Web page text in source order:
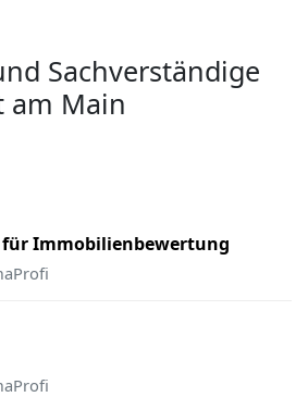
Sachverständige
am Main
für Immobilienbewertung